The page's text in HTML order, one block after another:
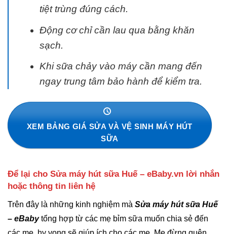
tiệt trùng đúng cách.
Động cơ chỉ cần lau qua bằng khăn
sạch.
Khi sữa chảy vào máy cần mang đến
ngay trung tâm bảo hành để kiểm tra.
XEM BẢNG GIÁ SỬA VÀ VỆ SINH MÁY HÚT
SỮA
Để lại cho Sửa máy hút sữa Huế – eBaby.vn lời nhắn
hoặc thông tin liên hệ
Trên đây là những kinh nghiệm mà Sửa máy hút sữa Huế
– eBabytổng hợp từ các mẹ bỉm sữa muốn chia sẻ đến